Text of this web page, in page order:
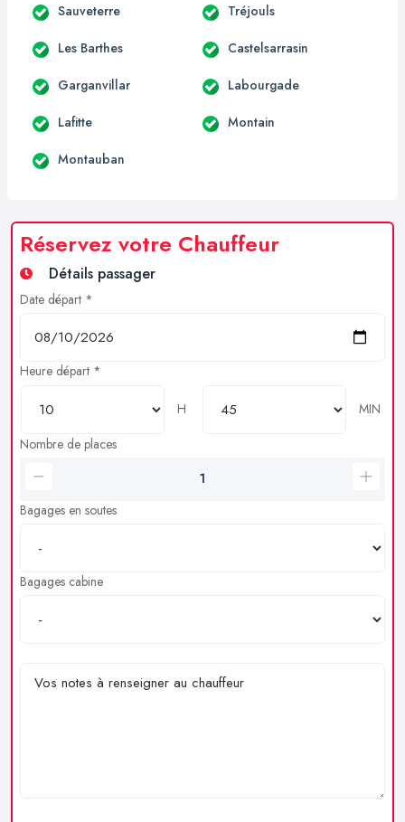
Sauveterre Tréjouls
Les Barthes Castelsarrasin
Garganvillar Labourgade
Lafitte Montain
Montauban
Réservez votre Chauffeur
Détails passager
Date départ *
Heure départ *
H
MIN
Nombre de places
Bagages en soutes
Bagages cabine